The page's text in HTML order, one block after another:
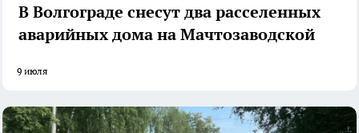
В Волгограде снесут два расселенных
аварийных дома на Мачтозаводской
9 июля